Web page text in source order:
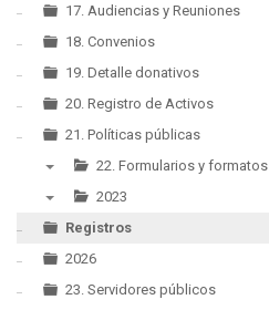
17. Audiencias y Reuniones
18. Convenios
19. Detalle donativos
20. Registro de Activos
21. Políticas públicas
▼
22. Formularios y formatos
▼
2023
Registros
2026
23. Servidores públicos